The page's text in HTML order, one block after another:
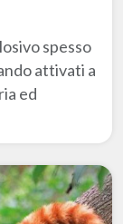
spesso
attivati a
ed